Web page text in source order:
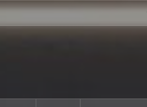
Salta
contenuto